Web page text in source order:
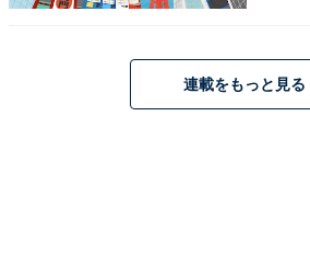
連載をもっと見る